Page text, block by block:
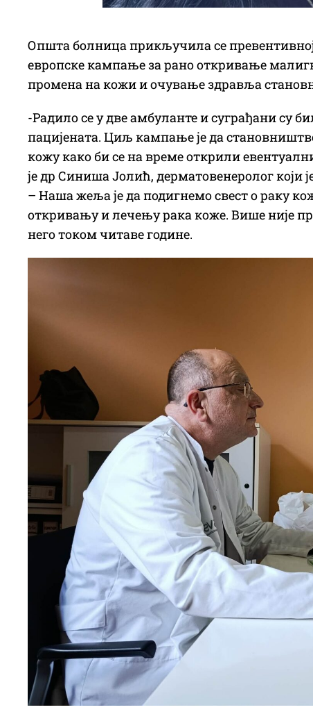
Општа болница прикључила се
европске кампање за рано откривање
промена на кожи и очување здравља
-Радило се у две амбуланте и суграђани су
пацијената. Циљ кампање је да
кожу како би се на време открили
је др Синиша Јолић, дерматовенеролог који
– Наша жеља је да подигнемо свест о раку
откривању и лечењу рака коже. Више није
него током читаве године.